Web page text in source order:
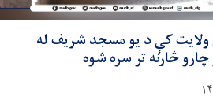
ولایت کې د یو مسجد شریف له
چارو څارنه تر سره شوه